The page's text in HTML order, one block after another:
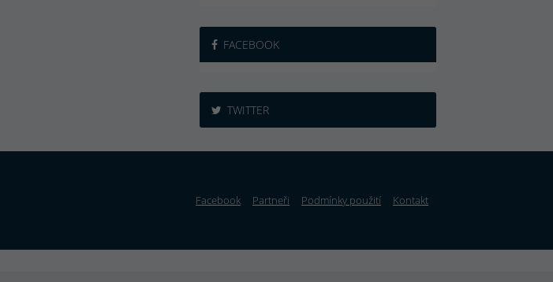
FACEBOOK
TWITTER
Facebook Partneři Podmínky použití Kontakt